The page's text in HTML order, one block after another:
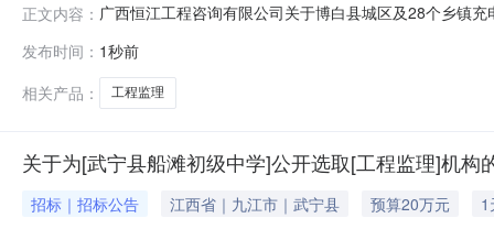
正文内容： 广西恒江工程咨询有限公司关于博白县城区及28个乡镇
容前后不一致；正确的报价评分标准为：（1）以费率报
100分；某投标人的
发布时间： 1秒前
相关产品：
工程监理
关于为[武宁县船滩初级中学]公开选取[工程监理]机构
招标｜招标公告 江西省｜九江市｜武宁县 预算20万元
1